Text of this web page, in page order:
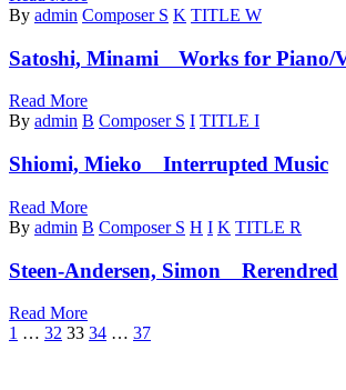
By admin Composer S K TITLE W
Satoshi, Minami Works for Piano/
Read More
By admin B Composer S I TITLE I
Shiomi, Mieko Interrupted Music
Read More
By admin B Composer S H I K TITLE R
Steen-Andersen, Simon Rerendred
Read More
1 … 32 33 34 … 37